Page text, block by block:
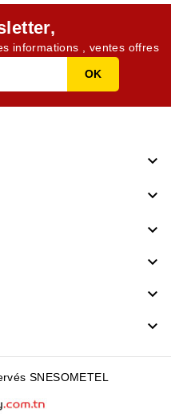
informations , ventes offres






SNESOMETEL